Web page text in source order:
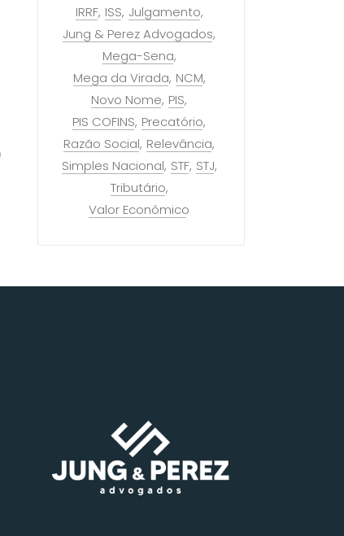
IRRF ISS Julgamento
Jung & Perez Advogados
Mega-Sena
Mega da Virada NCM
Novo Nome PIS
PIS COFINS Precatório
Razão Social Relevância
Simples Nacional STF STJ
Tributário
Valor Econômico